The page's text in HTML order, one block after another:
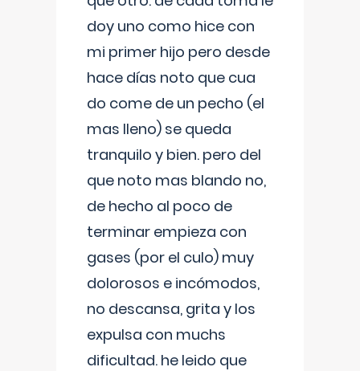
doy uno como hice con
mi primer hijo pero desde
hace días noto que cua
do come de un pecho (el
mas lleno) se queda
tranquilo y bien. pero del
que noto mas blando no,
de hecho al poco de
terminar empieza con
gases (por el culo) muy
dolorosos e incómodos,
no descansa, grita y los
expulsa con muchs
dificultad. he leido que